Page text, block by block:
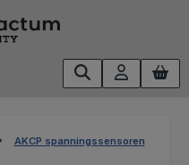
AKCP spanningssensoren